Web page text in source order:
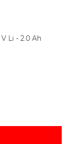
Tauschpack Akku für Bosch Prio 7,2 V Li - 2.0 Ah